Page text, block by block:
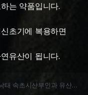
는 약품입니다.
초기에 복용하면
유산이 됩니다.
강원도 산부인과중절수술가능한병원약물낙태 속초시산부인과 유산알약 정품파는곳추천